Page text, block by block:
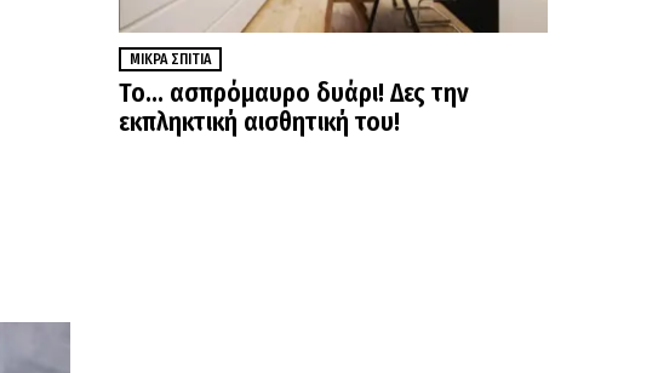
ΜΙΚΡΆ ΣΠΊΤΙΑ
Το… ασπρόμαυρο δυάρι! Δες την
εκπληκτική αισθητική του!